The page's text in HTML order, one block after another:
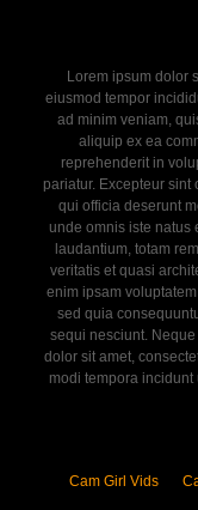
Lorem ipsum dolor
eiusmod tempor
ad minim veniam,
aliquip ex ea
reprehenderit in
pariatur. Excepteur
qui officia deserunt
unde omnis iste natus
laudantium, totam
veritatis et quasi
enim ipsam
sed quia
sequi nesciunt.
dolor sit amet,
modi tempora
Cam Girl Vids